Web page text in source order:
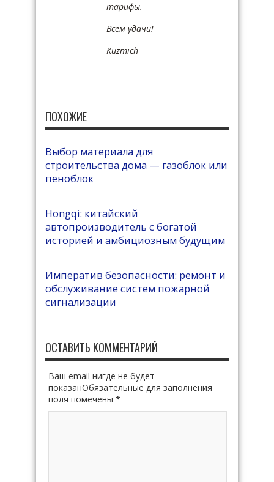
тарифы.
Всем удачи!
Kuzmich
ПОХОЖИЕ
Выбор материала для
строительства дома — газоблок или
пеноблок
Hongqi: китайский
автопроизводитель с богатой
историей и амбициозным будущим
Императив безопасности: ремонт и
обслуживание систем пожарной
сигнализации
ОСТАВИТЬ КОММЕНТАРИЙ
Ваш email нигде не будет
показанОбязательные для заполнения
поля помечены *